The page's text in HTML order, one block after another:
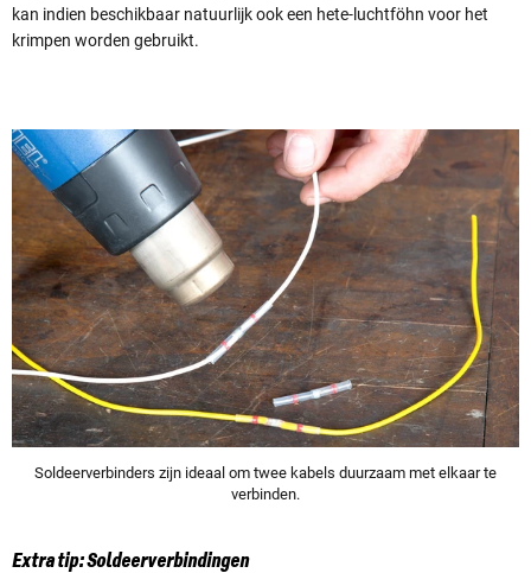
kan indien beschikbaar natuurlijk ook een hete-luchtföhn voor het
krimpen worden gebruikt.
Soldeerverbinders zijn ideaal om twee kabels duurzaam met elkaar te
verbinden.
Extra tip: Soldeerverbindingen